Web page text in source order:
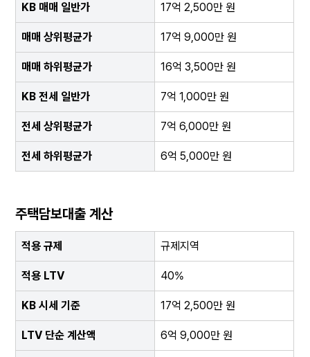
KB 매매 일반가 17억 2,500만 원
매매 상위평균가 17억 9,000만 원
매매 하위평균가 16억 3,500만 원
KB 전세 일반가 7억 1,000만 원
전세 상위평균가 7억 6,000만 원
전세 하위평균가 6억 5,000만 원
주택담보대출 계산
적용 규제 규제지역
적용 LTV 40%
KB 시세 기준 17억 2,500만 원
LTV 단순 계산액 6억 9,000만 원